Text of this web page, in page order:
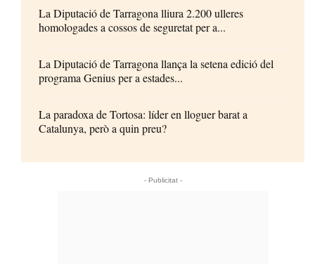
La Diputació de Tarragona lliura 2.200 ulleres
homologades a cossos de seguretat per a...
La Diputació de Tarragona llança la setena edició del
programa Genius per a estades...
La paradoxa de Tortosa: líder en lloguer barat a
Catalunya, però a quin preu?
- Publicitat -